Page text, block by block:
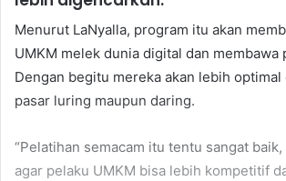
Menurut LaNyalla, program itu akan
UMKM melek dunia digital dan membawa
Dengan begitu mereka akan lebih optimal
pasar luring maupun daring.
“Pelatihan semacam itu tentu sangat
agar pelaku UMKM bisa lebih kompetitif